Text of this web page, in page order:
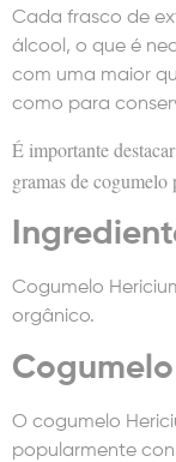
Cada frasco de
álcool, o que é
com uma maior
como para
É importante
gramas de cogumelo
Cogumelo
orgânico.
O cogumelo
popularmente